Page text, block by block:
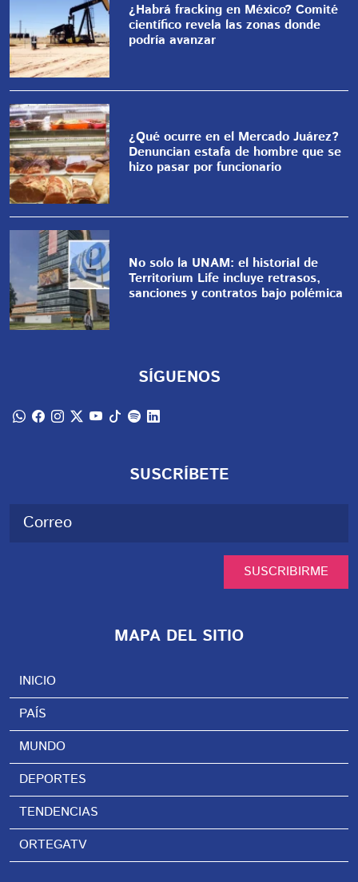
¿Habrá fracking en México? Comité
científico revela las zonas donde
podría avanzar
¿Qué ocurre en el Mercado Juárez?
Denuncian estafa de hombre que se
hizo pasar por funcionario
No solo la UNAM: el historial de
Territorium Life incluye retrasos,
sanciones y contratos bajo polémica
SÍGUENOS
SUSCRÍBETE
SUSCRIBIRME
MAPA DEL SITIO
INICIO
PAÍS
MUNDO
DEPORTES
TENDENCIAS
ORTEGATV